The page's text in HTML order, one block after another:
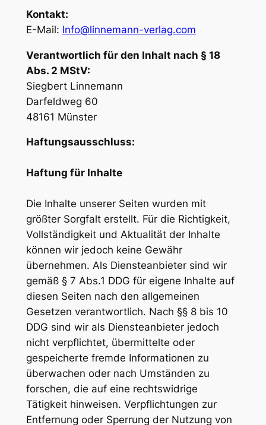
Kontakt:
E-Mail: Info@linnemann-verlag.com
Verantwortlich für den Inhalt nach § 18
Abs. 2 MStV:
Siegbert Linnemann
Darfeldweg 60
48161 Münster
Haftungsausschluss:
Haftung für Inhalte
Die Inhalte unserer Seiten wurden mit
größter Sorgfalt erstellt. Für die Richtigkeit,
Vollständigkeit und Aktualität der Inhalte
können wir jedoch keine Gewähr
übernehmen. Als Diensteanbieter sind wir
gemäß § 7 Abs.1 DDG für eigene Inhalte auf
diesen Seiten nach den allgemeinen
Gesetzen verantwortlich. Nach §§ 8 bis 10
DDG sind wir als Diensteanbieter jedoch
nicht verpflichtet, übermittelte oder
gespeicherte fremde Informationen zu
überwachen oder nach Umständen zu
forschen, die auf eine rechtswidrige
Tätigkeit hinweisen. Verpflichtungen zur
Entfernung oder Sperrung der Nutzung von